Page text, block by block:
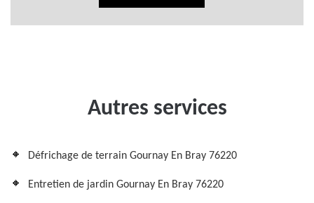
Autres services
Défrichage de terrain Gournay En Bray 76220
Entretien de jardin Gournay En Bray 76220